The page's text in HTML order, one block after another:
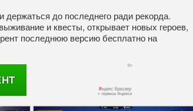
до последнего ради рекорда.
и квесты, открывает новых героев,
последнюю версию бесплатно на